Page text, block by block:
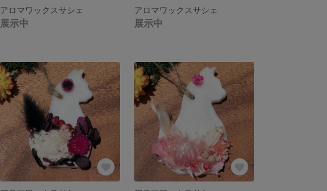
アロマワックスサシェ
展示中
アロマワックスサシェ
展示中